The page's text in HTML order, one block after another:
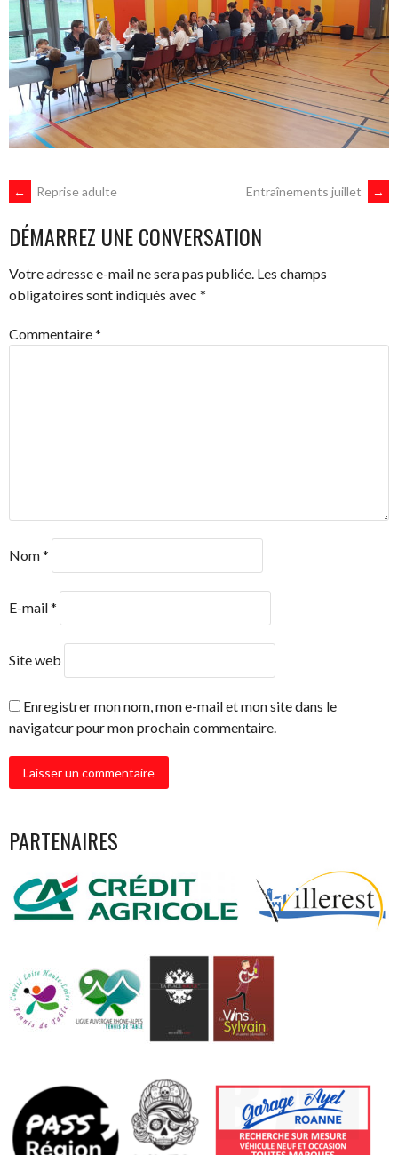
NAVIGATION
DES
ARTICLES
← Reprise adulte Entraînements juillet →
DÉMARREZ UNE CONVERSATION
Votre adresse e-mail ne sera pas publiée. Les champs
obligatoires sont indiqués avec *
Commentaire*
Nom*
E-mail*
Site web
Enregistrer mon nom, mon e-mail et mon site dans le
navigateur pour mon prochain commentaire.
PARTENAIRES